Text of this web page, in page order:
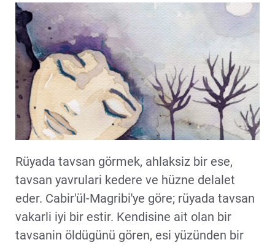
Rüyada tavsan görmek, ahlaksiz bir ese,
tavsan yavrulari kedere ve hüzne delalet
eder. Cabir'ül-Magribi'ye göre; rüyada tavsan
vakarli iyi bir estir. Kendisine ait olan bir
tavsanin öldügünü gören, esi yüzünden bir